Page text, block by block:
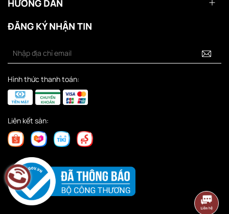
HƯỚNG DẪN
ĐĂNG KÝ NHẬN TIN
Hình thức thanh toán:
Liên kết sàn: